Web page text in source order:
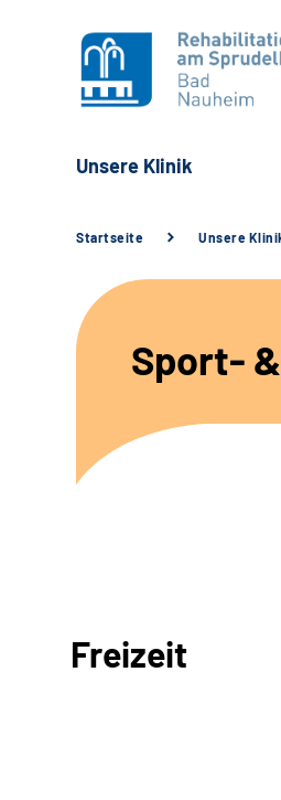
Unsere Klinik
Startseite Unsere
Sport-
Freizeit